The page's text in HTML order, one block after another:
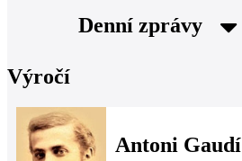
Denní zprávy
Výročí
Antoni Gaudí